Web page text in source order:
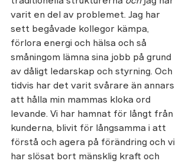
varit en del av problemet. Jag har
sett begåvade kollegor kämpa,
förlora energi och hälsa och så
småningom lämna sina jobb på grund
av dåligt ledarskap och styrning. Och
tidvis har det varit svårare än annars
att hålla min mammas kloka ord
levande. Vi har hamnat för långt från
kunderna, blivit för långsamma i att
förstå och agera på förändring och vi
har slösat bort mänsklig kraft och